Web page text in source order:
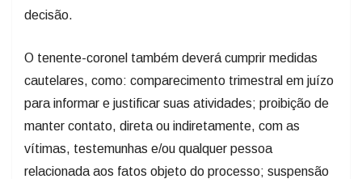
decisão.
O tenente-coronel também deverá cumprir medidas
cautelares, como: comparecimento trimestral em juízo
para informar e justificar suas atividades; proibição de
manter contato, direta ou indiretamente, com as
vítimas, testemunhas e/ou qualquer pessoa
relacionada aos fatos objeto do processo; suspensão